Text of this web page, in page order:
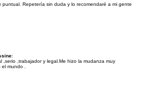
puntual. Repetería sin duda y lo recomendaré a mi gente
:
,trabajador y legal.Me hizo la mudanza muy
mundo .